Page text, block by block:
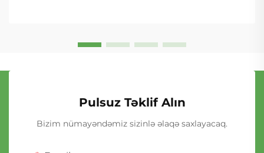
Pulsuz Təklif Alın
Bizim nümayəndəmiz sizinlə əlaqə saxlayacaq.